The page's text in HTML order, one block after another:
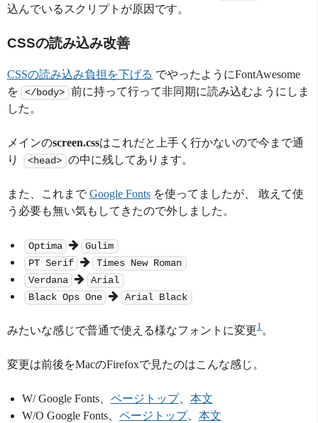
込んでいるスクリプトが原因です。
CSSの読み込み改善
CSSの読み込み負担を下げる でやったようにFontAwesome
を
</body> 前に持って行って非同期に読み込むようにしま
した。
メインのscreen.cssはこれだと上手く行かないので今まで通
り
<head> の中に残してあります。
また、これまで Google Fonts を使ってましたが、 敢えて使
う必要も無い気もしてきたので外しました。
Optima
Gulim
PT Serif
Times New Roman
Verdana
Arial
Black Ops One
Arial Black
みたいな感じで普通で使える様なフォントに変更1 。
変更は前後をMacのFirefoxで見たのはこんな感じ。
W/ Google Fonts、 ページトップ、 本文
W/O Google Fonts、 ページトップ、 本文